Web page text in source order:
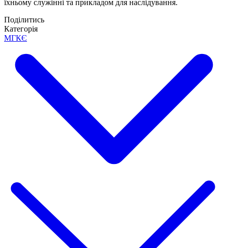
їхньому служінні та прикладом для наслідування.
Поділитись
Категорія
МГКЄ